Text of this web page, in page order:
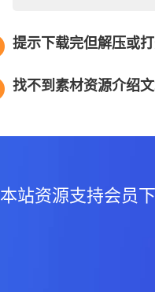
提示下载完但解压或打
找不到素材资源介绍
本站资源支持会员